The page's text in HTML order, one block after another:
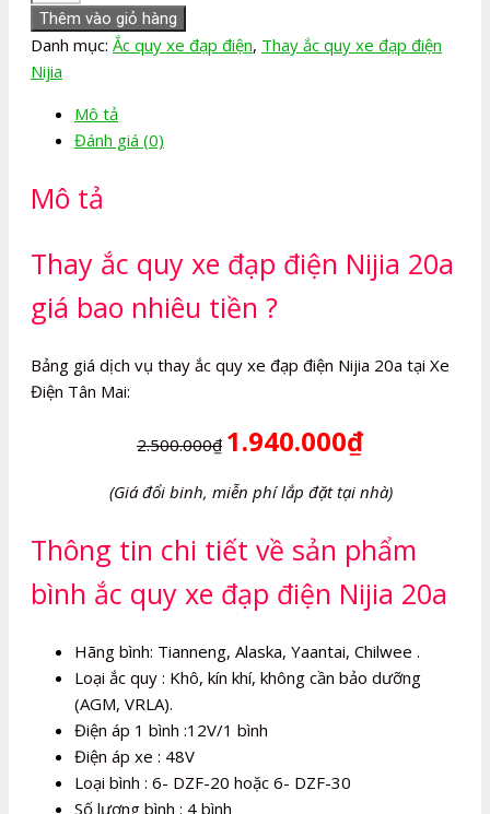
Ắc
quy
xe
điện
Nijia
số
Thêm vào giỏ hàng
Danh mục: Ắc quy xe đạp điện, Thay ắc quy xe đạp điện
Nijia
Mô tả
Đánh giá (0)
Mô tả
Thay ắc quy xe đạp điện Nijia 20a
giá bao nhiêu tiền ?
Bảng giá dịch vụ thay ắc quy xe đạp điện Nijia 20a tại Xe
Điện Tân Mai:
2.500.000₫ 1.940.000₫
(Giá đổi binh, miễn phí lắp đặt tại nhà)
Thông tin chi tiết về sản phẩm
bình ắc quy xe đạp điện Nijia 20a
Hãng bình: Tianneng, Alaska, Yaantai, Chilwee .
Loại ắc quy : Khô, kín khí, không cần bảo dưỡng
(AGM, VRLA).
Điện áp 1 bình :12V/1 bình
Điện áp xe : 48V
Loại bình : 6- DZF-20 hoặc 6- DZF-30
Số lượng bình : 4 bình